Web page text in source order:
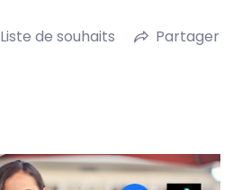
Liste de souhaits Partager